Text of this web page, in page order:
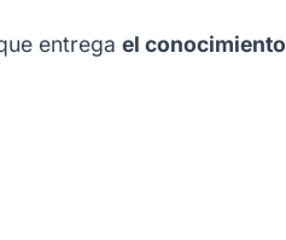
entrega el conocimiento